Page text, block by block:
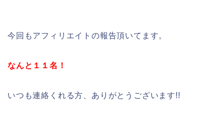
今回もアフィリエイトの報告頂いてます。
なんと１１名！
いつも連絡くれる方、ありがとうございます!!